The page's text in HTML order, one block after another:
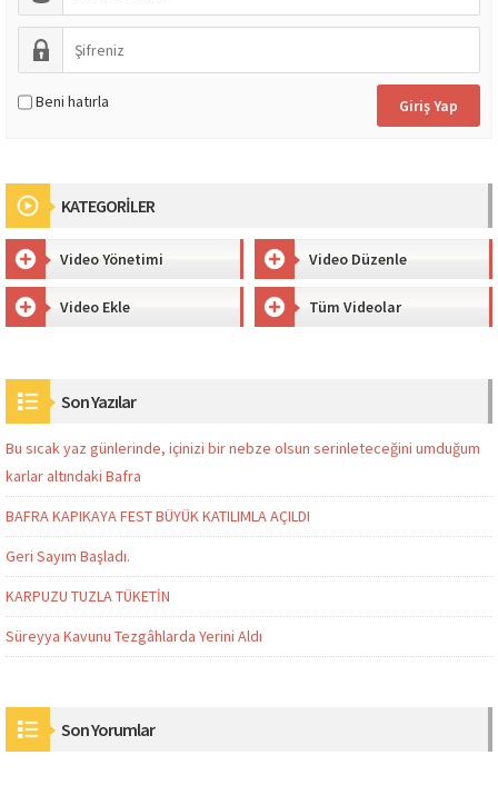
Beni hatırla
KATEGORİLER
Video Yönetimi Video Düzenle
Video Ekle Tüm Videolar
Son Yazılar
Bu sıcak yaz günlerinde, içinizi bir nebze olsun serinleteceğini umduğum
karlar altındaki Bafra
BAFRA KAPIKAYA FEST BÜYÜK KATILIMLA AÇILDI
Geri Sayım Başladı.
KARPUZU TUZLA TÜKETİN
Süreyya Kavunu Tezgâhlarda Yerini Aldı
Son Yorumlar